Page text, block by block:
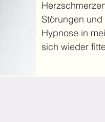
Störungen
Hypnose in
sich wieder